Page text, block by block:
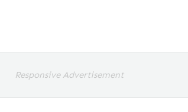
Responsive Advertisement